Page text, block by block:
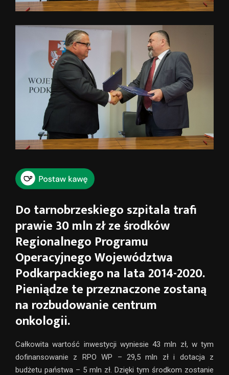
Do tarnobrzeskiego szpitala trafi
prawie 30 mln zł ze środków
Regionalnego Programu
Operacyjnego Województwa
Podkarpackiego na lata 2014-2020.
Pieniądze te przeznaczone zostaną
na rozbudowanie centrum
onkologii.
Całkowita wartość inwestycji wyniesie 43 mln zł, w tym
dofinansowanie z RPO WP – 29,5 mln zł i dotacja z
budżetu państwa – 5 mln zł. Dzięki tym środkom zostanie